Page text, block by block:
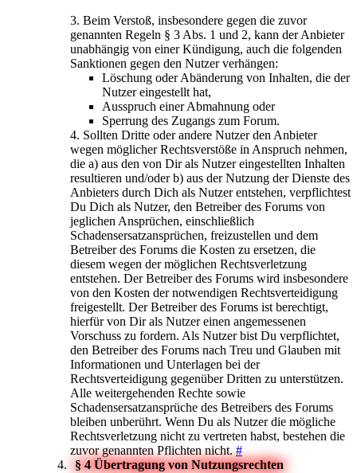
3. Beim Verstoß, insbesondere gegen die zuvor
genannten Regeln § 3 Abs. 1 und 2, kann der Anbieter
unabhängig von einer Kündigung, auch die folgenden
Sanktionen gegen den Nutzer verhängen:
Löschung oder Abänderung von Inhalten, die der
Nutzer eingestellt hat,
Ausspruch einer Abmahnung oder
Sperrung des Zugangs zum Forum.
4. Sollten Dritte oder andere Nutzer den Anbieter
wegen möglicher Rechtsverstöße in Anspruch nehmen,
die a) aus den von Dir als Nutzer eingestellten Inhalten
resultieren und/oder b) aus der Nutzung der Dienste des
Anbieters durch Dich als Nutzer entstehen, verpflichtest
Du Dich als Nutzer, den Betreiber des Forums von
jeglichen Ansprüchen, einschließlich
Schadensersatzansprüchen, freizustellen und dem
Betreiber des Forums die Kosten zu ersetzen, die
diesem wegen der möglichen Rechtsverletzung
entstehen. Der Betreiber des Forums wird insbesondere
von den Kosten der notwendigen Rechtsverteidigung
freigestellt. Der Betreiber des Forums ist berechtigt,
hierfür von Dir als Nutzer einen angemessenen
Vorschuss zu fordern. Als Nutzer bist Du verpflichtet,
den Betreiber des Forums nach Treu und Glauben mit
Informationen und Unterlagen bei der
Rechtsverteidigung gegenüber Dritten zu unterstützen.
Alle weitergehenden Rechte sowie
Schadensersatzansprüche des Betreibers des Forums
bleiben unberührt. Wenn Du als Nutzer die mögliche
Rechtsverletzung nicht zu vertreten habst, bestehen die
zuvor genannten Pflichten nicht.#
§ 4 Übertragung von Nutzungsrechten